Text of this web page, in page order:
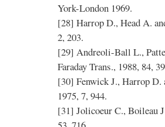
York-London 1969.
[28] Harrop D., Head A.
2, 203.
[29] Andreoli-Ball L.,
Faraday Trans., 1988, 84,
[30] Fenwick J., Harrop D.
1975, 7, 944.
[31] Jolicoeur C., Boileau